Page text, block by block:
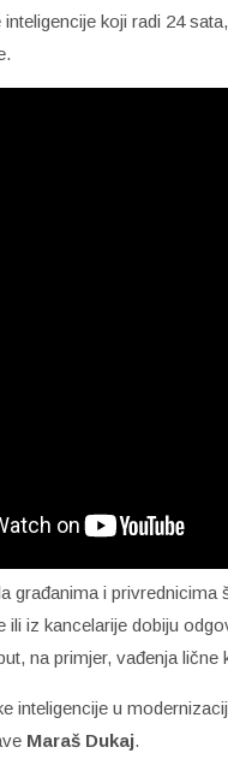
koji radi 24
građanima i
ili iz kancelarije dobiju
na primjer, vađenja lične
inteligencije u
Maraš Dukaj.